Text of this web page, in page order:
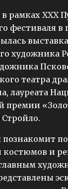
в рамках ХХХ
фестиваля в
выставка
художника
театра
лауреата
премии
костюмов и